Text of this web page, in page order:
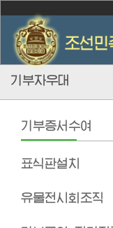
기부자우대
기부증서수여
표식판설치
유물전시회조직